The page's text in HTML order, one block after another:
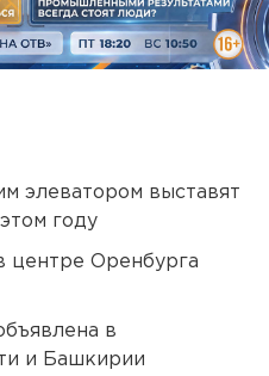
элеватором выставят
году
центре Оренбурга
в
и Башкирии